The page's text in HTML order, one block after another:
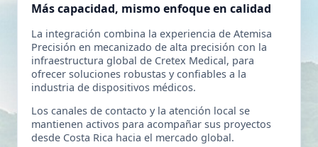
Más capacidad, mismo enfoque en calidad
La integración combina la experiencia de Atemisa
Precisión en mecanizado de alta precisión con la
infraestructura global de Cretex Medical, para
ofrecer soluciones robustas y confiables a la
industria de dispositivos médicos.
Los canales de contacto y la atención local se
mantienen activos para acompañar sus proyectos
desde Costa Rica hacia el mercado global.